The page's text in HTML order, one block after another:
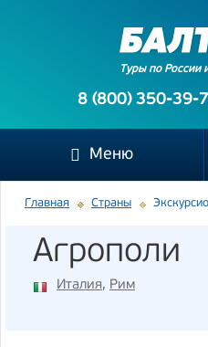
Туры по России
8 (800) 350-39-
Меню
Главная Страны
Агрополи
Италия, Рим